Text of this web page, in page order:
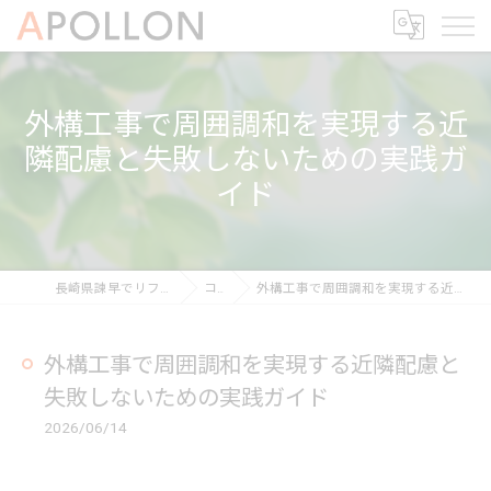
外構工事で周囲調和を実現する近
隣配慮と失敗しないための実践ガ
イド
長崎県諫早でリフォームならAPOLLON コラム 外構工事で周囲調和を実現する近隣配慮と失敗しないための実践ガイド
外構工事で周囲調和を実現する近隣配慮と
失敗しないための実践ガイド
2026/06/14